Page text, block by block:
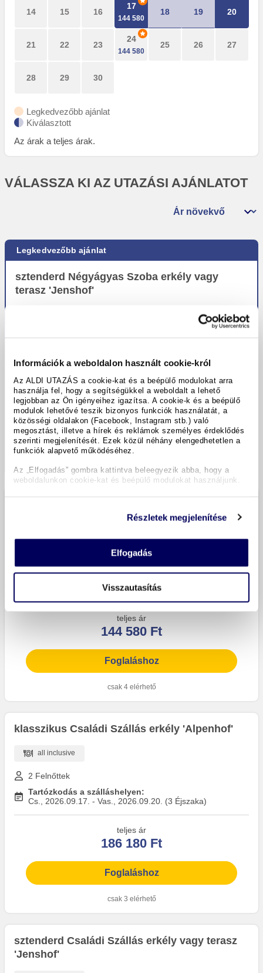
Információk a weboldalon használt cookie-król
Az ALDI UTAZÁS a cookie-kat és a beépülő modulokat arra
használja fel, hogy a segítségükkel a weboldalt a lehető
legjobban az Ön igényeihez igazítsa. A cookie-k és a beépülő
modulok lehetővé teszik bizonyos funkciók használatát, a
közösségi oldalakon (Facebook, Instagram stb.) való
megosztást, illetve a hírek és reklámok személyes érdeklődés
szerinti megjelenítését. Ezek közül néhány elengedhetetlen a
funkciók alapvető működéséhez.
Az „Elfogadás” gombra kattintva beleegyezik abba, hogy a
weboldalunkon cookie-kat és beépülő modulokat használjunk.
Részletek megjelenítése
Elfogadás
Visszautasítás
14 15 16
17
18 19 20
21 22 23
24
25 26 27
28 29 30
Legkedvezőbb ajánlat
Kiválasztott
Az árak a teljes árak.
VÁLASSZA KI AZ UTAZÁSI AJÁNLATOT
Legkedvezőbb ajánlat
sztenderd Négyágyas Szoba erkély vagy
terasz 'Jenshof'
Cs., 2026.09.17. - Vas., 2026.09.20. (3 Éjszaka)
teljes ár
144 580 Ft
Foglaláshoz
all inclusive
Cs., 2026.09.17. - Vas., 2026.09.20. (3 Éjszaka)
teljes ár
144 580 Ft
Foglaláshoz
csak 4 elérhető
klasszikus Családi Szállás erkély 'Alpenhof'
all inclusive
2 Felnőttek
Tartózkodás a szálláshelyen:
Cs., 2026.09.17. - Vas., 2026.09.20. (3 Éjszaka)
teljes ár
186 180 Ft
Foglaláshoz
csak 3 elérhető
sztenderd Családi Szállás erkély vagy terasz
'Jenshof'